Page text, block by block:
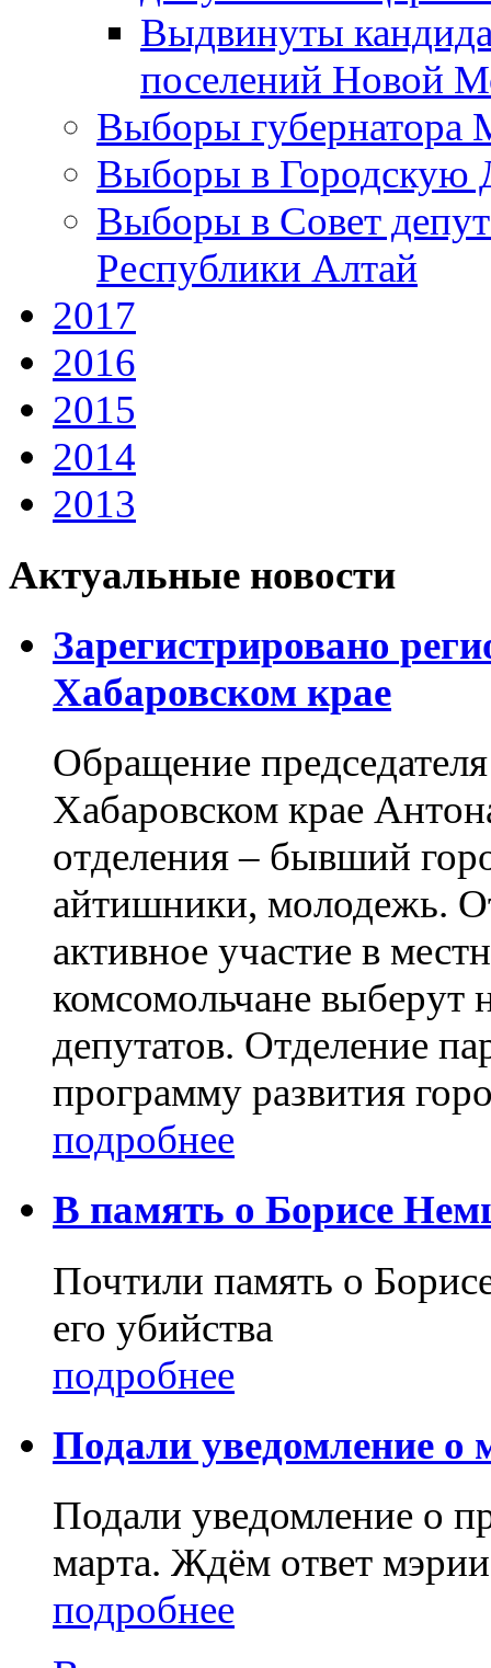
Выдвинуты
поселений Новой
Выборы губернатора
Выборы в Городскую
Выборы в Совет
Республики Алтай
2017
2016
2015
2014
2013
Актуальные новости
Зарегистрировано
Хабаровском крае
Обращение
Хабаровском крае
отделения – бывший
айтишники, молодежь.
активное участие в
комсомольчане выберут
депутатов. Отделение
программу развития
подробнее
В память о Борисе
Почтили память о
его убийства
подробнее
Подали уведомление о
Подали уведомление о
марта. Ждём ответ
подробнее